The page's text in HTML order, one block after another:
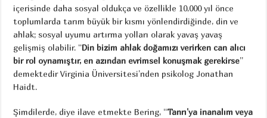
içerisinde daha sosyal oldukça ve özellikle 10,000 yıl önce
toplumlarda tarım büyük bir kısmı yönlendirdiğinde, din ve
ahlak; sosyal uyumu artırma yolları olarak yavaş yavaş
gelişmiş olabilir. “Din bizim ahlak doğamızı verirken can alıcı
bir rol oynamıştır, en azından evrimsel konuşmak gerekirse”
demektedir Virginia Üniversitesi’nden psikolog Jonathan
Haidt.
Şimdilerde, diye ilave etmekte Bering, “Tanrı’ya inanalım veya